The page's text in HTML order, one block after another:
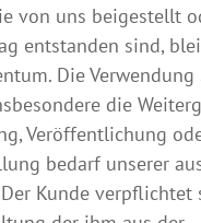
von uns beigestellt
entstanden sind,
Die Verwendung
die
Veröffentlichung
bedarf unserer
Kunde verpflichtet